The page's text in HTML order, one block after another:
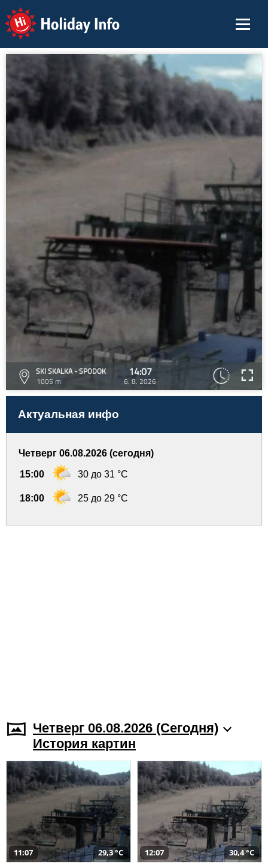
Holiday Info
SKI SKALKA - SPODOK
1005 m
14:07
6. 8. 2026
Актуальная инфо
Четверг 06.08.2026 (сегодня)
15:00 30 до 31 °C
18:00 25 до 29 °C
Четверг 06.08.2026 (Cегодня)
История картин
11:07 29,3 °C 12:07 30,4 °C